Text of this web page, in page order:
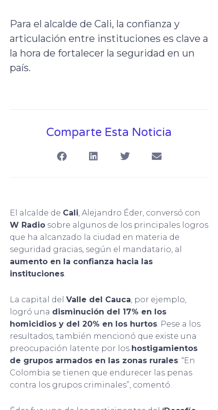
Para el alcalde de Cali, la confianza y
articulación entre instituciones es clave a
la hora de fortalecer la seguridad en un
país.
Comparte Esta Noticia
El alcalde de Cali, Alejandro Éder, conversó con
W Radio sobre algunos de los principales logros
que ha alcanzado la ciudad en materia de
seguridad gracias, según el mandatario, al
aumento en la confianza hacia las
instituciones.
La capital del Valle del Cauca, por ejemplo,
logró una disminución del 17% en los
homicidios y del 20% en los hurtos. Pese a los
resultados, también mencionó que existe una
preocupación latente por los hostigamientos
de grupos armados en las zonas rurales: “En
Colombia se tienen que endurecer las penas
contra los grupos criminales”, comentó.